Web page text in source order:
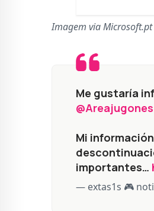
Imagem via Microsoft.pt
Me gustaría
@Areajugones
Mi
importantes…
— extas1s 🎮